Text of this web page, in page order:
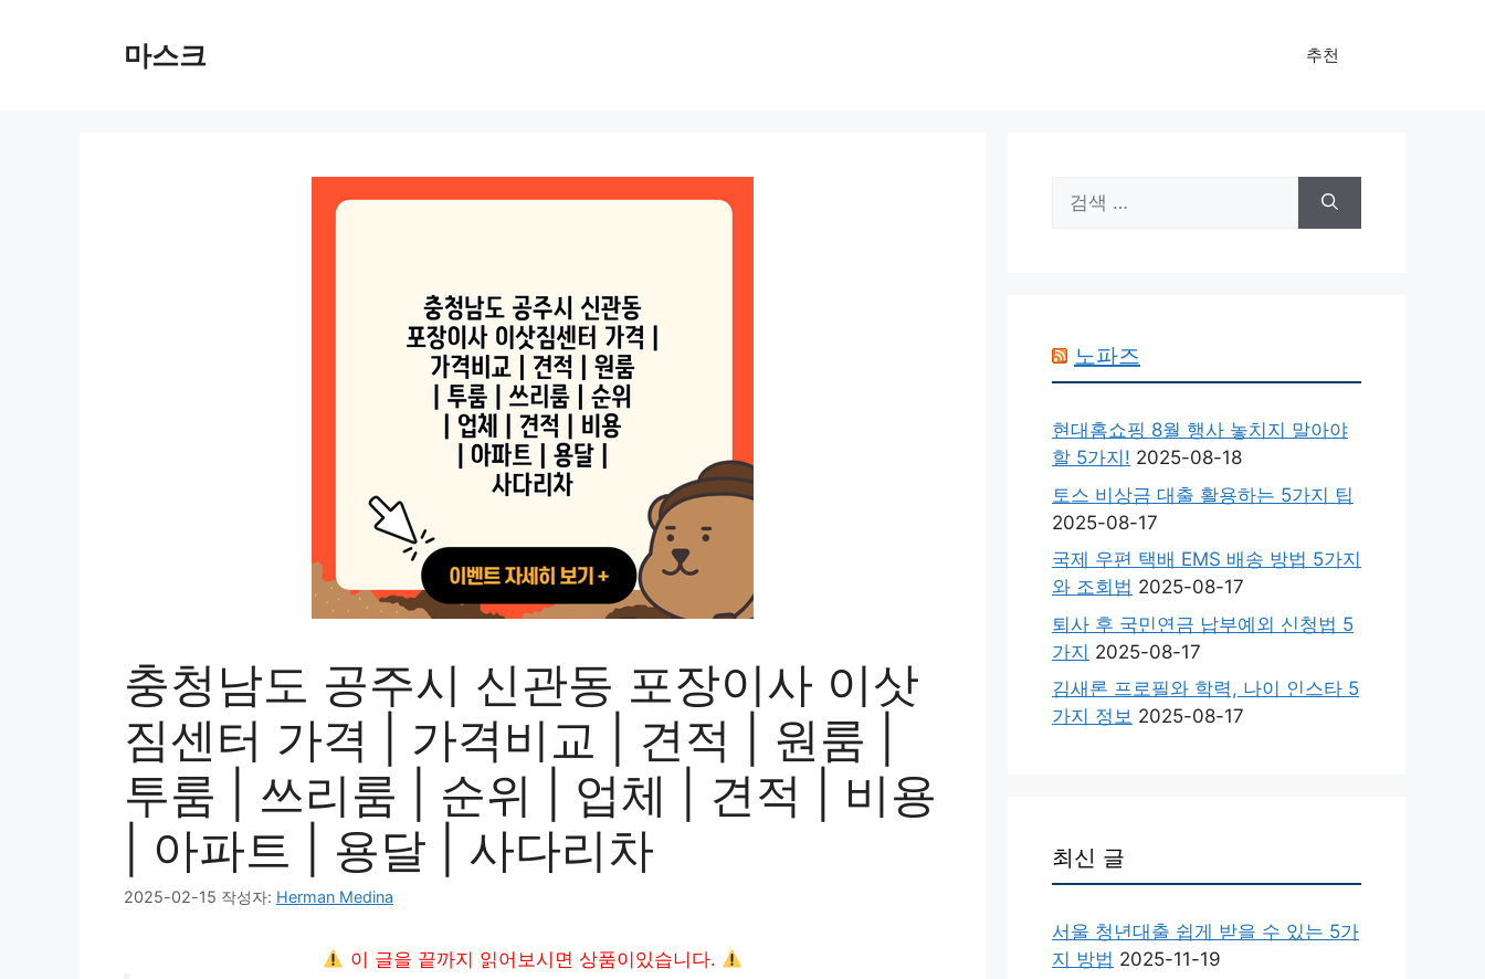
마스크 추천
충청남도 공주시 신관동 포장이사 이삿
짐센터 가격 | 가격비교 | 견적 | 원룸 |
투룸 | 쓰리룸 | 순위 | 업체 | 견적 | 비용
| 아파트 | 용달 | 사다리차
2025-02-15 작성자: Herman Medina
이 글을 끝까지 읽어보시면 상품이있습니다.
색:
노파즈
현대홈쇼핑 8월 행사 놓치지 말아야
할 5가지! 2025-08-18
토스 비상금 대출 활용하는 5가지 팁
2025-08-17
국제 우편 택배 EMS 배송 방법 5가지
와 조회법 2025-08-17
퇴사 후 국민연금 납부예외 신청법 5
가지 2025-08-17
김새론 프로필와 학력, 나이 인스타 5
가지 정보 2025-08-17
최신 글
서울 청년대출 쉽게 받을 수 있는 5가
지 방법 2025-11-19